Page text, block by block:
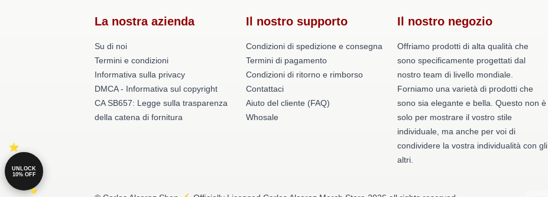
La nostra azienda
Su di noi
Termini e condizioni
Informativa sulla privacy
DMCA - Informativa sul copyright
CA SB657: Legge sulla trasparenza
della catena di fornitura
Il nostro supporto
Condizioni di spedizione e consegna
Termini di pagamento
Condizioni di ritorno e rimborso
Contattaci
Aiuto del cliente (FAQ)
Whosale
Il nostro negozio
Offriamo prodotti di alta qualità che
sono specificamente progettati dal
nostro team di livello mondiale.
Forniamo una varietà di prodotti che
sono sia elegante e bella. Questo non è
solo per mostrare il vostro stile
individuale, ma anche per voi di
condividere la vostra individualità con gli
altri.
UNLOCK
10% OFF